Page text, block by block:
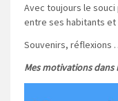
Avec toujours le
entre ses habitants
Souvenirs, réflexions
Mes motivations